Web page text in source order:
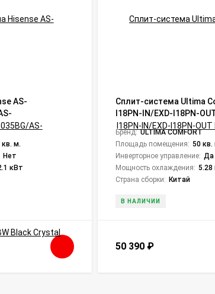
AS-
Crystal
кв. м.
Нет
кВт
Сплит-система Ultima
I18PN-IN/EXD-I18PN-
Inverter
Бренд: ULTIMA COMFORT
Площадь помещения: 50 кв.
Инверторное управление: Да
Мощность охлаждения: 5.28
Страна сборки: Китай
В НАЛИЧИИ
50 390 ₽